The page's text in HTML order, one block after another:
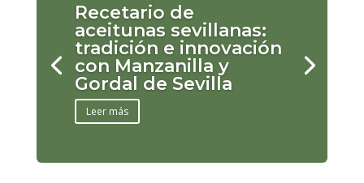
Recetario de
aceitunas sevillanas:
tradición e innovación
con Manzanilla y
Gordal de Sevilla
Leer más